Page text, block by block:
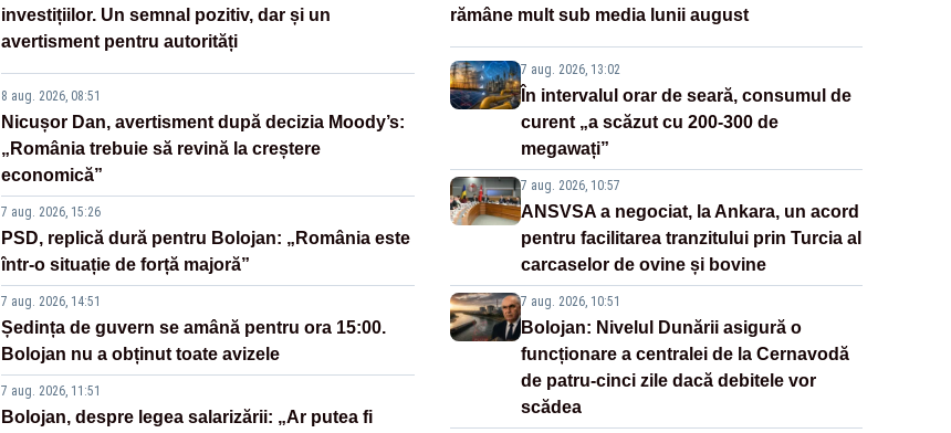
investițiilor. Un semnal pozitiv, dar și un
avertisment pentru autorități
8 aug. 2026, 08:51
Nicușor Dan, avertisment după decizia Moody’s:
„România trebuie să revină la creștere
economică”
7 aug. 2026, 15:26
PSD, replică dură pentru Bolojan: „România este
într-o situație de forță majoră”
7 aug. 2026, 14:51
Ședința de guvern se amână pentru ora 15:00.
Bolojan nu a obținut toate avizele
7 aug. 2026, 11:51
Bolojan, despre legea salarizării: „Ar putea fi
rămâne mult sub media lunii august
7 aug. 2026, 13:02
În intervalul orar de seară, consumul de
curent „a scăzut cu 200-300 de
megawați”
7 aug. 2026, 10:57
ANSVSA a negociat, la Ankara, un acord
pentru facilitarea tranzitului prin Turcia al
carcaselor de ovine și bovine
7 aug. 2026, 10:51
Bolojan: Nivelul Dunării asigură o
funcționare a centralei de la Cernavodă
de patru-cinci zile dacă debitele vor
scădea